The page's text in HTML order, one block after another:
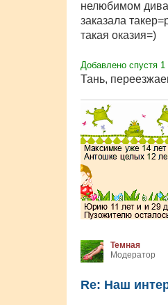
щ
е
и
нелюбимом
заказала
такая оказия=)
Добавлено спустя
Тань,
Темная
Модератор
Re: Наш